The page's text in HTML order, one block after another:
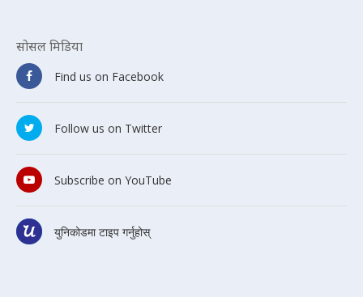
सोसल मिडिया
Find us on Facebook
Follow us on Twitter
Subscribe on YouTube
युनिकोडमा टाइप गर्नुहोस्